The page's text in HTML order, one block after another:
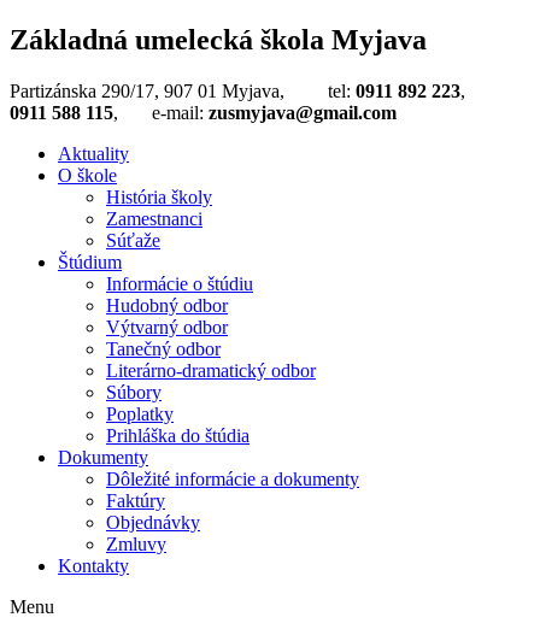
Základná umelecká škola Myjava
Partizánska 290/17, 907 01 Myjava, tel: 0911 892 223,
0911 588 115, e-mail: zusmyjava@gmail.com
Aktuality
O škole
História školy
Zamestnanci
Súťaže
Štúdium
Informácie o štúdiu
Hudobný odbor
Výtvarný odbor
Tanečný odbor
Literárno-dramatický odbor
Súbory
Poplatky
Prihláška do štúdia
Dokumenty
Dôležité informácie a dokumenty
Faktúry
Objednávky
Zmluvy
Kontakty
Menu